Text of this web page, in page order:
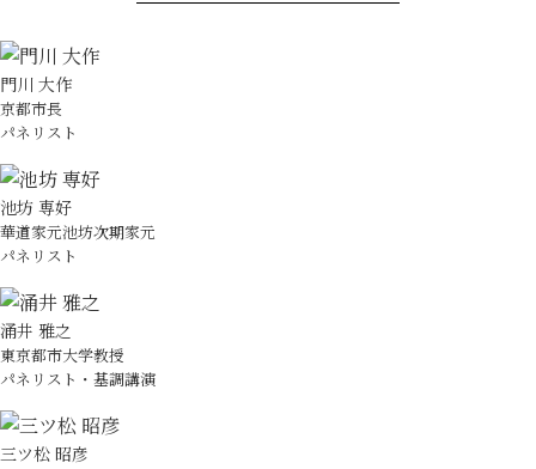
門川 大作
京都市長
パネリスト
池坊 専好
華道家元池坊次期家元
パネリスト
涌井 雅之
東京都市大学教授
パネリスト・基調講演
三ツ松 昭彦